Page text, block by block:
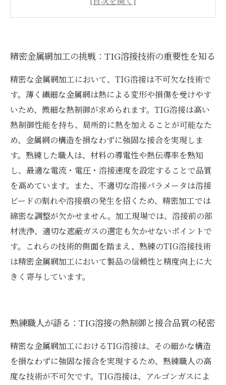
とは？
高度な精密金属網加工技術を極めるための総ま
とめ
初心者でも理解できるTIG溶接の基本と応用テ
クニック
加工業界必見：最新の熟練TIG溶接技術とその
未来展望
精密金属網加工の挑戦：TIG溶接技術の重要性を知る
精密な金属網加工において、TIG溶接は不可欠な技術で
す。薄く繊細な金属網は熱による変形や損傷を受けやす
いため、微細な熱制御が求められます。TIG溶接は高い
熱制御性能を持ち、局所的に熱を加えることが可能なた
め、金属網の構造を損なわずに強固な接合を実現しま
す。熟練した職人は、材料の導電性や熱伝導率を熟知
し、最適な電流・電圧・溶接速度を設定することで品質
を高めています。また、不適切な溶接パラメータは溶接
ビードの割れや溶接痕の発生を招くため、精密加工では
綿密な調整が欠かせません。加工現場では、溶接前の部
材洗浄、適切な遮蔽ガスの選定も欠かせないポイントで
す。これらの技術的側面を踏まえ、熟練のTIG溶接技術
は精密金属網加工において製品の信頼性と精度向上に大
きく寄与しています。
熟練職人が語る：TIG溶接の熱制御と接合品質の秘密
精密な金属網加工におけるTIG溶接は、その細かな構造
を損なわずに強固な接合を実現するため、熟練職人の高
度な技術が不可欠です。TIG溶接は、アルゴンガスによ